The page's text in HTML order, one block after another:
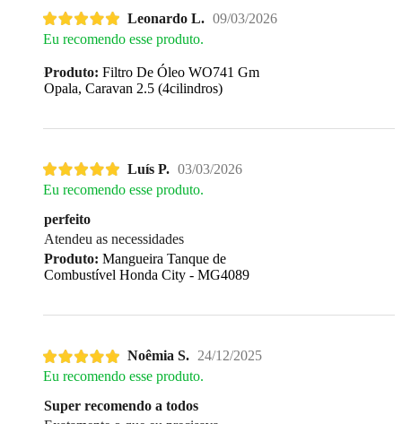
Leonardo L. 09/03/2026
Eu recomendo esse produto.
Produto: Filtro De Óleo WO741 Gm
Opala, Caravan 2.5 (4cilindros)
Luís P. 03/03/2026
Eu recomendo esse produto.
perfeito
Atendeu as necessidades
Produto: Mangueira Tanque de
Combustível Honda City - MG4089
Noêmia S. 24/12/2025
Eu recomendo esse produto.
Super recomendo a todos